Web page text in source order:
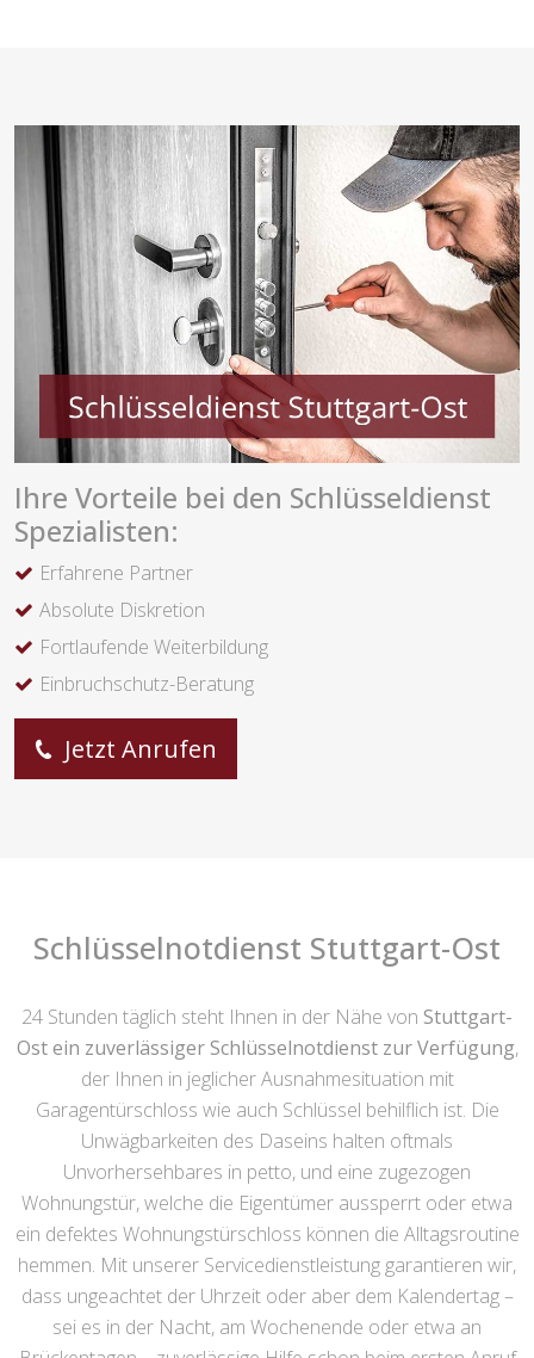
Ihre Vorteile bei den Schlüsseldienst
Spezialisten:
Erfahrene Partner
Absolute Diskretion
Fortlaufende Weiterbildung
Einbruchschutz-Beratung
Jetzt Anrufen
Schlüsselnotdienst Stuttgart-Ost
24 Stunden täglich steht Ihnen in der Nähe von Stuttgart-
Ost ein zuverlässiger Schlüsselnotdienst zur Verfügung,
der Ihnen in jeglicher Ausnahmesituation mit
Garagentürschloss wie auch Schlüssel behilflich ist. Die
Unwägbarkeiten des Daseins halten oftmals
Unvorhersehbares in petto, und eine zugezogen
Wohnungstür, welche die Eigentümer aussperrt oder etwa
ein defektes Wohnungstürschloss können die Alltagsroutine
hemmen. Mit unserer Servicedienstleistung garantieren wir,
dass ungeachtet der Uhrzeit oder aber dem Kalendertag –
sei es in der Nacht, am Wochenende oder etwa an